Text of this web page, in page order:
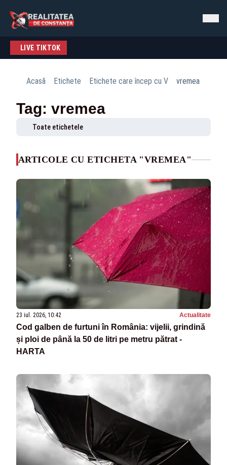
LIVE TIKTOK
Acasă Etichete Etichete care încep cu V vremea
Tag: vremea
Toate etichetele
ARTICOLE CU ETICHETA "VREMEA"
23 iul. 2026, 10:42 Actualitate
Cod galben de furtuni în România: vijelii, grindină
și ploi de până la 50 de litri pe metru pătrat -
HARTA